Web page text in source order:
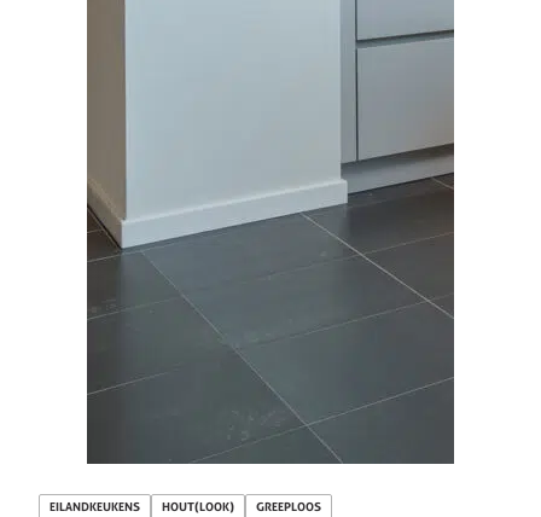
EILANDKEUKENS HOUT(LOOK) GREEPLOOS